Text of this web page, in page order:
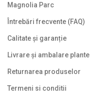
Magnolia Parc
Întrebări frecvente (FAQ)
Calitate și garanție
Livrare și ambalare plante
Returnarea produselor
Termeni si conditii